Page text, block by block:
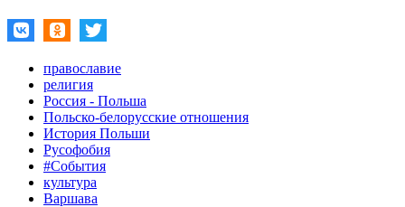
православие
религия
Россия - Польша
Польско-белорусские отношения
История Польши
Русофобия
#События
культура
Варшава